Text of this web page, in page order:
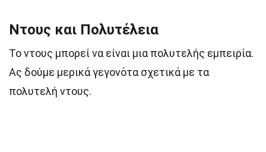
Ντους και Πολυτέλεια
Το ντους μπορεί να είναι μια πολυτελής εμπειρία.
Ας δούμε μερικά γεγονότα σχετικά με τα
πολυτελή ντους.